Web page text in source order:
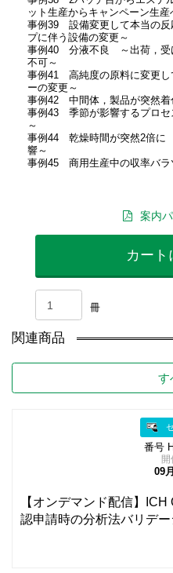
ット生産からキャンペーン生産
事例39 設備変更して本当の
プに伴う設備の変更～
事例40 分液不良 ～出荷，受
不可～
事例41 高純度の原料に変更
ーの変更～
事例42 中間体，製品が突然
事例43 季節が影響するプロ
～
事例44 乾燥時間が突然2倍に
響～
事例45 商用生産中の収率バ
案内
カート
冊
関連商品
す
番号
開
09
【オンデマンド配信】
認申請時の分析法バリデ